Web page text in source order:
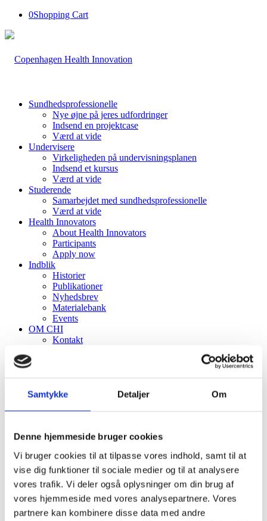
Samtykke Detaljer Om
Denne hjemmeside bruger cookies
Vi bruger cookies til at tilpasse vores indhold, samt til at
vise dig funktioner til sociale medier og til at analysere
vores trafik. Vi deler også oplysninger om din brug af
vores hjemmeside med vores analysepartnere. Vores
partnere kan kombinere disse data med andre
0Shopping Cart
Sundhedsprofessionelle
Nye øjne på jeres udfordringer
Indsend en projektcase
Værd at vide
Undervisere
Virkeligheden på undervisningsplanen
Indsend et kursus
Værd at vide
Studerende
Samarbejdet med sundhedsprofessionelle
Værd at vide
Health Innovators
About Health Innovators
Participants
Apply now
Indblik
Historier
Publikationer
Nyhedsbrev
Materialebank
Events
OM CHI
Kontakt
Import af data